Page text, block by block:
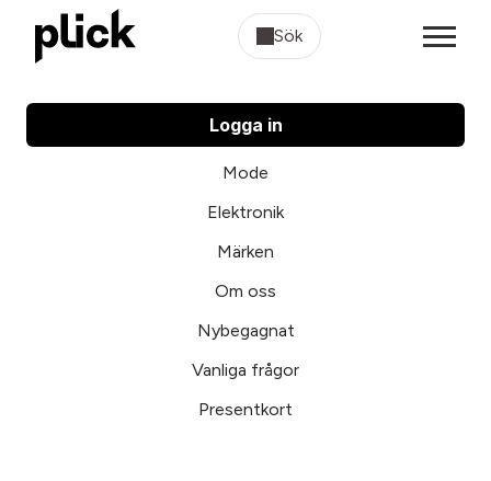
Sök
Logga in
Mode
Elektronik
Märken
Om oss
Nybegagnat
Vanliga frågor
Presentkort